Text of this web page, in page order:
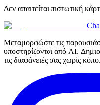
Δεν απαιτείται πιστωτική
Μεταμορφώστε τις
υποστηρίζονται από AI.
τις διαφάνειές σας χωρίς κόπο.